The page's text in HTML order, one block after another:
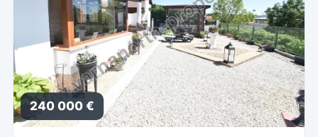
240 000 €